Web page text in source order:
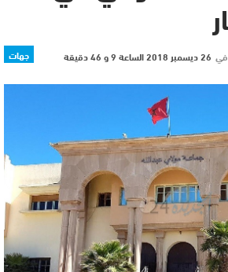
جهات 26 ديسمبر 2018 الساعة 9 و 46 دقيقة